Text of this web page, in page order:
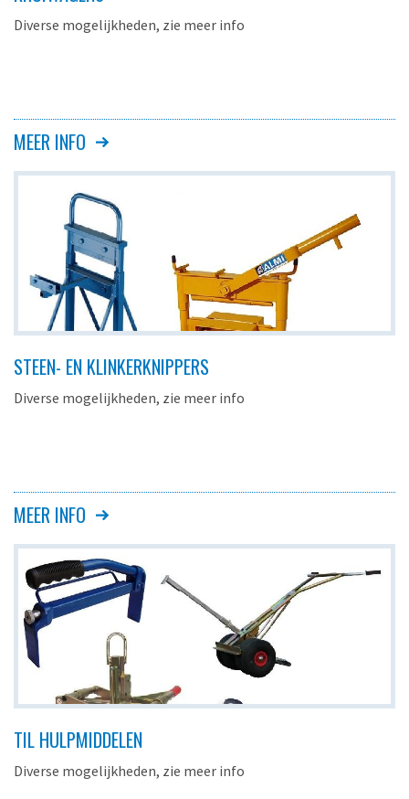
Diverse mogelijkheden, zie meer info
MEER INFO
STEEN- EN KLINKERKNIPPERS
Diverse mogelijkheden, zie meer info
MEER INFO
TIL HULPMIDDELEN
Diverse mogelijkheden, zie meer info